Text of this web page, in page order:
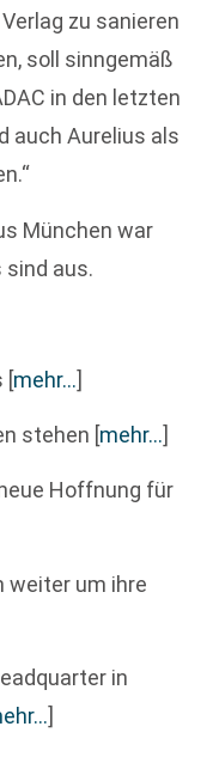
zu sanieren
soll sinngemäß
in den letzten
auch Aurelius als
München war
sind aus.
[mehr…]
stehen [mehr…]
Hoffnung für
weiter um ihre
in
]